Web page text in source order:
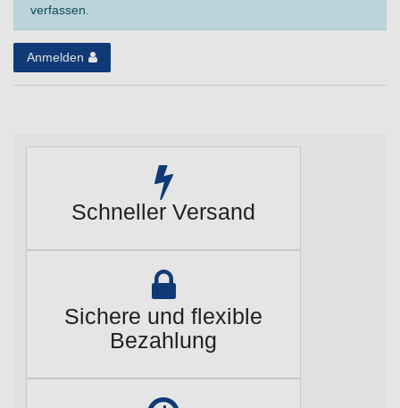
verfassen.
Anmelden
Schneller Versand
Sichere und flexible
Bezahlung